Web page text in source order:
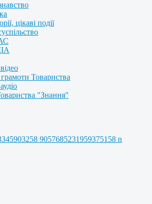
цікаві події
Товариства
"Знання"